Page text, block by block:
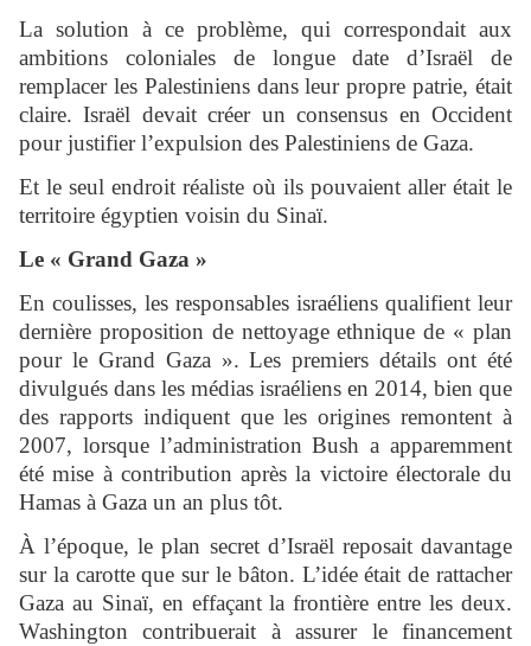
La solution à ce problème, qui correspondait aux
ambitions coloniales de longue date d’Israël de
remplacer les Palestiniens dans leur propre patrie, était
claire. Israël devait créer un consensus en Occident
pour justifier l’expulsion des Palestiniens de Gaza.
Et le seul endroit réaliste où ils pouvaient aller était le
territoire égyptien voisin du Sinaï.
Le « Grand Gaza »
En coulisses, les responsables israéliens qualifient leur
dernière proposition de nettoyage ethnique de « plan
pour le Grand Gaza ». Les premiers détails ont été
divulgués dans les médias israéliens en 2014, bien que
des rapports indiquent que les origines remontent à
2007, lorsque l’administration Bush a apparemment
été mise à contribution après la victoire électorale du
Hamas à Gaza un an plus tôt.
À l’époque, le plan secret d’Israël reposait davantage
sur la carotte que sur le bâton. L’idée était de rattacher
Gaza au Sinaï, en effaçant la frontière entre les deux.
Washington contribuerait à assurer le financement